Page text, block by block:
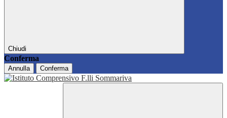
Chiudi
Conferma
Annulla Conferma